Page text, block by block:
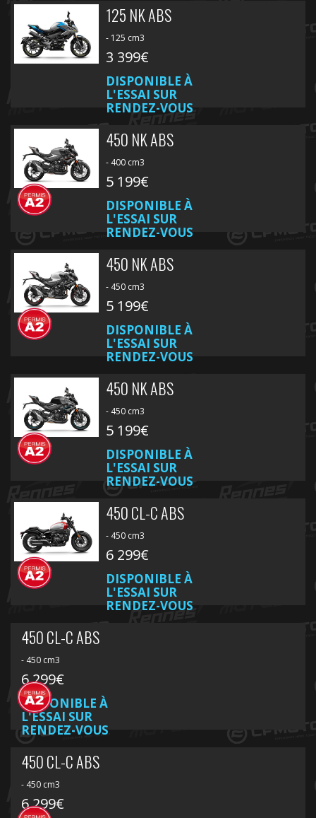
125 NK ABS
- 125 cm3
3 399€
DISPONIBLE À
L'ESSAI SUR
RENDEZ-VOUS
450 NK ABS
- 400 cm3
5 199€
DISPONIBLE À
L'ESSAI SUR
RENDEZ-VOUS
450 NK ABS
- 450 cm3
5 199€
DISPONIBLE À
L'ESSAI SUR
RENDEZ-VOUS
450 NK ABS
- 450 cm3
5 199€
DISPONIBLE À
L'ESSAI SUR
RENDEZ-VOUS
450 CL-C ABS
- 450 cm3
6 299€
DISPONIBLE À
L'ESSAI SUR
RENDEZ-VOUS
450 CL-C ABS
- 450 cm3
6 299€
DISPONIBLE À
L'ESSAI SUR
RENDEZ-VOUS
450 CL-C ABS
- 450 cm3
6 299€